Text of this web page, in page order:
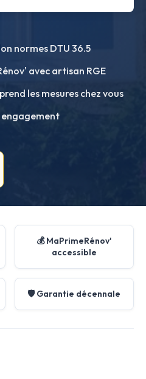
normes DTU 36.5
avec artisan RGE
les mesures chez vous
engagement
💰 MaPrimeRénov'
accessible
🛡️ Garantie décennale